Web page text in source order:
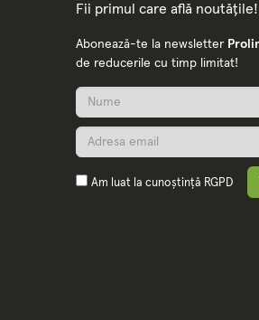
Fii primul care află noutățile!
Abonează-te la newsletter
de reducerile cu timp limitat!
Am luat la cunoștință RGPD